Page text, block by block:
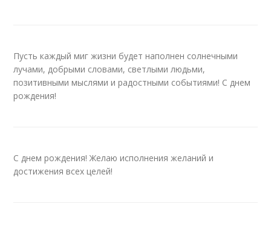
Пусть каждый миг жизни будет наполнен солнечными
лучами, добрыми словами, светлыми людьми,
позитивными мыслями и радостными событиями! С днем
рождения!
С днем рождения! Желаю исполнения желаний и
достижения всех целей!